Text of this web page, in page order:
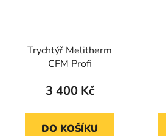
Trychtýř Melitherm
CFM Profi
3 400 Kč
DO KOŠÍKU